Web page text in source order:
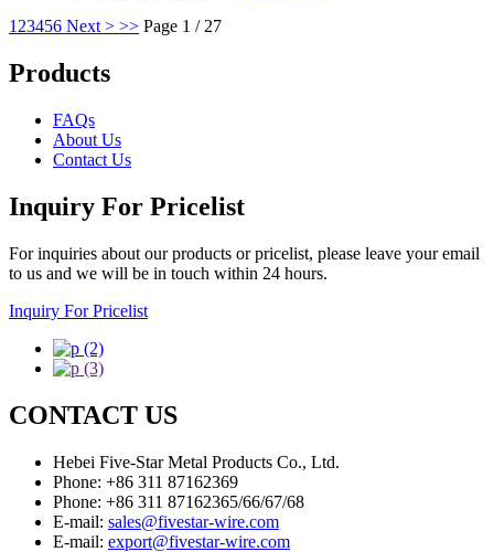
1 23456 Next > >> Page 1 / 27
Products
FAQs
About Us
Contact Us
Inquiry For Pricelist
For inquiries about our products or pricelist, please leave your email
to us and we will be in touch within 24 hours.
Inquiry For Pricelist
CONTACT US
Hebei Five-Star Metal Products Co., Ltd.
Phone: +86 311 87162369
Phone: +86 311 87162365/66/67/68
E-mail: sales@fivestar-wire.com
E-mail: export@fivestar-wire.com